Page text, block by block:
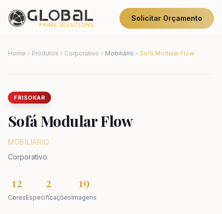
Solicitar Orçamento
Home Produtos Corporativo Mobiliário Sofá Modular Flow
FRISOKAR
Sofá Modular Flow
MOBILIÁRIO
Corporativo
12
Cores
2
Especificações
19
Imagens